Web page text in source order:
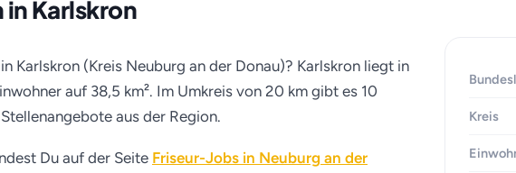
Karlskron
Karlskron (Kreis Neuburg an der Donau)? Karlskron liegt in
auf 38,5 km². Im Umkreis von 20 km gibt es 10
aus der Region.
Du auf der Seite Friseur-Jobs in Neuburg an der
Kreis